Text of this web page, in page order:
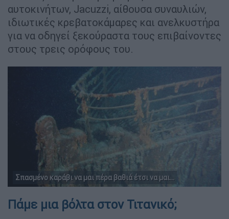
αυτοκινήτων, Jacuzzi, αίθουσα συναυλιών,
ιδιωτικές κρεβατοκάμαρες και ανελκυστήρα
για να οδηγεί ξεκούραστα τους επιβαίνοντες
στους τρεις ορόφους του.
Σπασμένο καράβι να μαι πέρα βαθιά έτσι να μαι...
Πάμε μια βόλτα στον Τιτανικό;